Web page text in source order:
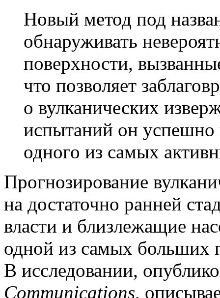
Новый метод под
обнаруживать
поверхности,
что позволяет
о вулканических
испытаний он успешно
одного из самых
Прогнозирование
на достаточно ранней
власти и близлежащие
одной из самых больших
В исследовании,
Communications,